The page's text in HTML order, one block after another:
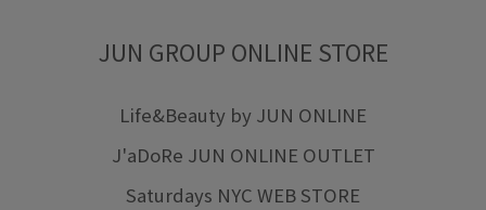
JUN GROUP ONLINE STORE
Life&Beauty by JUN ONLINE
J'aDoRe JUN ONLINE OUTLET
Saturdays NYC WEB STORE